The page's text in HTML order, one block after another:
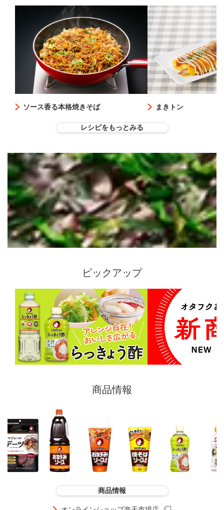
ソース香る本格焼きそば まきトン
レシピをもっとみる
ピックアップ
商品情報
商品情報